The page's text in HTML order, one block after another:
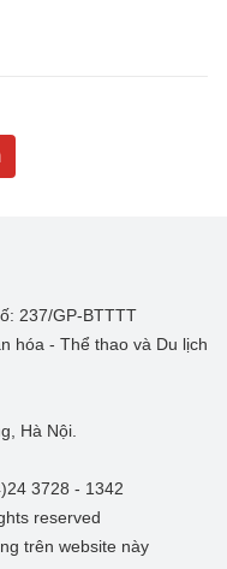
237/GP-BTTTT
hóa - Thể thao và Du lịch
Hà Nội.
3728 - 1342
reserved
trên website này